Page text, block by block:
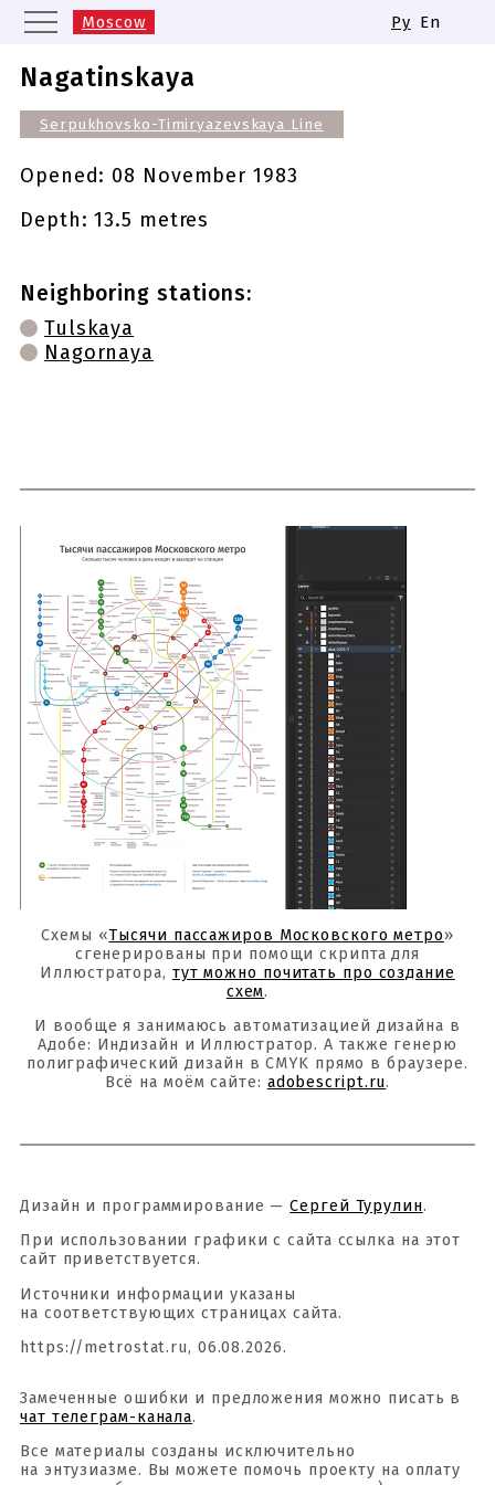
Moscow
Kazan
Nizhny Novgorod
Novosibirsk
Samara
Same names of metro stations
Ру En
Nagatinskaya
Serpukhovsko-Timiryazevskaya Line
Opened: 08 November 1983
Depth: 13.5 metres
Neighboring stations:
Tulskaya
Nagornaya
Схемы «Тысячи пассажиров Московского метро»
сгенерированы при помощи скрипта для
Иллюстратора, тут можно почитать про создание
схем.
И вообще я занимаюсь автоматизацией дизайна в
Адобе: Индизайн и Иллюстратор. А также генерю
полиграфический дизайн в CMYK прямо в браузере.
Всё на моём сайте: adobescript.ru.
Дизайн и программирование —Сергей Турулин.
При использовании графики с сайта ссылка на этот
сайт приветствуется.
Источники информации указаны
на соответствующих страницах сайта.
https://metrostat.ru, 06.08.2026.
Замеченные ошибки и предложения можно писать в
чат телеграм-канала.
Все материалы созданы исключительно
на энтузиазме. Вы можете помочь проекту на оплату